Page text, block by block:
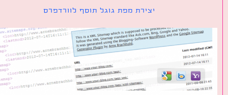
יצירת מפת גוגל תוסף לוורדפרס